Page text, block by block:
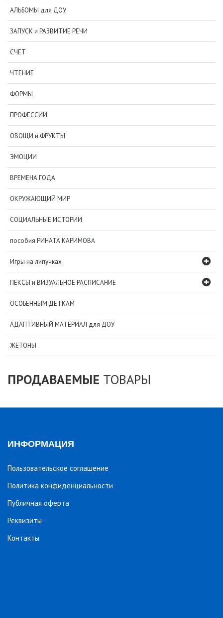
АЛЬБОМЫ для ДОУ
ЗАПУСК и РАЗВИТИЕ РЕЧИ
СЧЕТ
ЧТЕНИЕ
ФОРМЫ
ПРОФЕССИИ
ОВОЩИ и ФРУКТЫ
ЭМОЦИИ
ВРЕМЕНА ГОДА
ОКРУЖАЮЩИЙ МИР
СОЦИАЛЬНЫЕ ИСТОРИИ
пособия РИНАТА КАРИМОВА
Игры на липучках
ПЕКСЫ и ВИЗУАЛЬНОЕ РАСПИСАНИЕ
ОСОБЕННЫМ ДЕТКАМ
АДАПТИВНЫЙ МАТЕРИАЛ для ДОУ
ЖЕТОНЫ
ПРОДАВАЕМЫЕ ТОВАРЫ
ИНФОРМАЦИЯ
Пользовательское соглашение
Политика конфиденциальности
Публичная оферта
Реквизиты
Контакты